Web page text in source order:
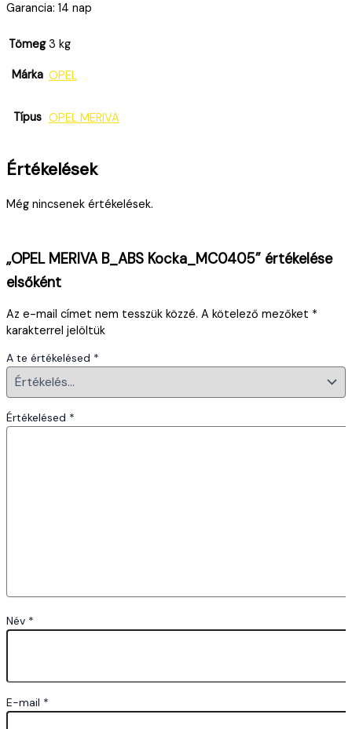
Garancia: 14 nap
Tömeg 3 kg
Márka OPEL
Típus OPEL MERIVA
Értékelések
Még nincsenek értékelések.
„OPEL MERIVA B_ABS Kocka_MC0405” értékelése
elsőként
Az e-mail címet nem tesszük közzé. A kötelező mezőket *
karakterrel jelöltük
A te értékelésed *
Értékelésed *
Név *
E-mail *